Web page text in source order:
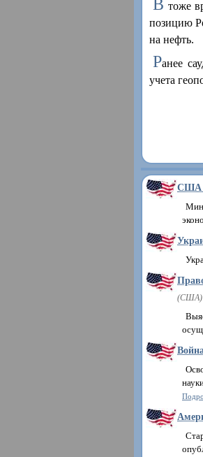
тоже
позицию
на нефть.
Ранее
учета
США
(США)